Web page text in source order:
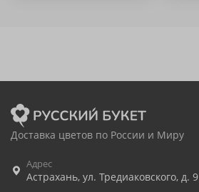
Доставка цветов по России и Миру
Адрес
Астрахань, ул. Тредиаковского, д. 9